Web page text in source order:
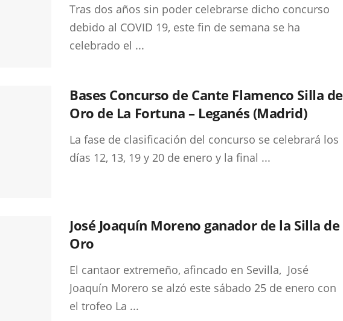
Tras dos años sin poder celebrarse dicho concurso
debido al COVID 19, este fin de semana se ha
celebrado el ...
Bases Concurso de Cante Flamenco Silla de
Oro de La Fortuna – Leganés (Madrid)
La fase de clasificación del concurso se celebrará los
días 12, 13, 19 y 20 de enero y la final ...
José Joaquín Moreno ganador de la Silla de
Oro
El cantaor extremeño, afincado en Sevilla, José
Joaquín Morero se alzó este sábado 25 de enero con
el trofeo La ...